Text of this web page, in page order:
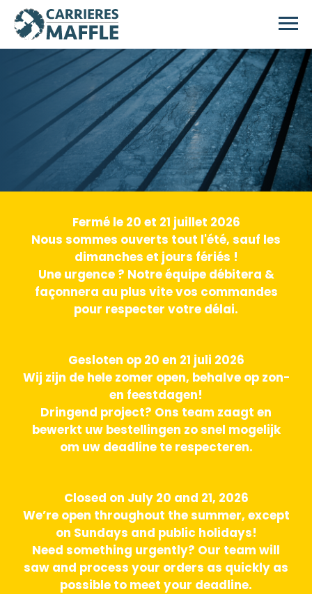
Passer au contenu principal
Fermé le 20 et 21 juillet 2026
Nous sommes ouverts tout l'été, sauf les
dimanches et jours fériés !
Une urgence ? Notre équipe débitera &
façonnera au plus vite vos commandes
pour respecter votre délai.
Gesloten op 20 en 21 juli 2026
Wij zijn de hele zomer open, behalve op zon-
en feestdagen!
Dringend project? Ons team zaagt en
bewerkt uw bestellingen zo snel mogelijk
om uw deadline te respecteren.
Closed on July 20 and 21, 2026
We’re open throughout the summer, except
on Sundays and public holidays!
Need something urgently? Our team will
saw and process your orders as quickly as
possible to meet your deadline.